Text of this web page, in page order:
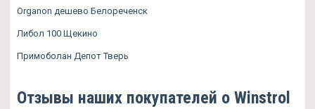
Organon дешево Белореченск
Либол 100 Щекино
Примоболан Депот Тверь
Отзывы наших покупателей о Winstrol